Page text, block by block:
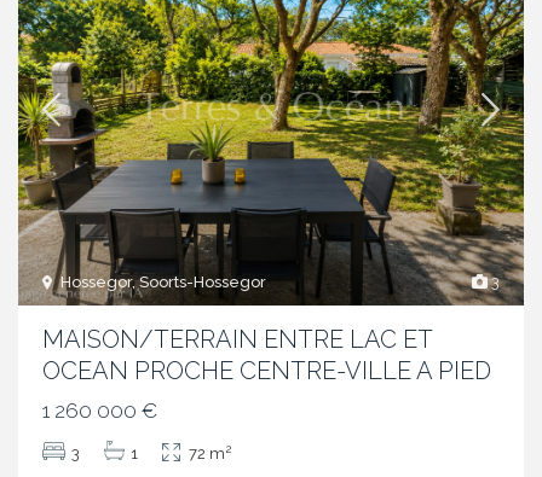
3
Hossegor, Soorts-Hossegor
MAISON/TERRAIN ENTRE LAC ET
OCEAN PROCHE CENTRE-VILLE A PIED
1 260 000 €
3 1 72 m2